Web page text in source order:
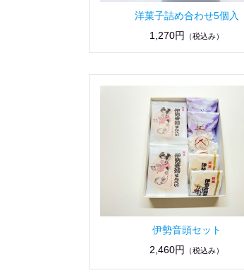
洋菓子詰め合わせ5個入
1,270円
（税込み）
伊勢音頭セット
2,460円
（税込み）